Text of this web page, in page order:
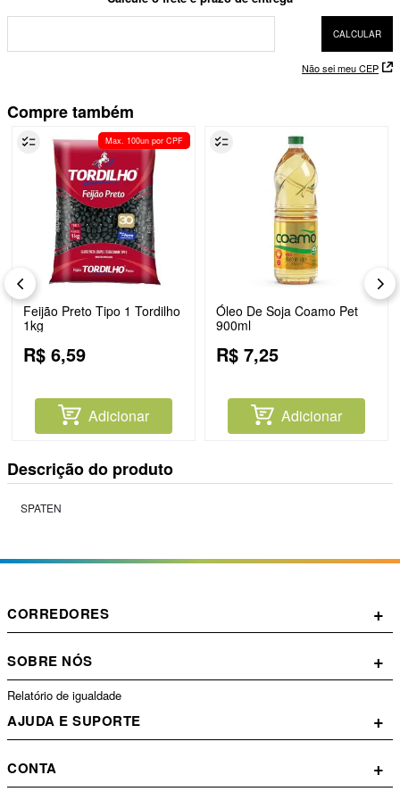
Não sei meu CEP
Compre também
Max. 100un por CPF
Feijão Preto Tipo 1 Tordilho
1kg
R$ 6,59
Adicionar
Óleo De Soja Coamo Pet
900ml
R$ 7,25
Adicionar
Descrição do produto
SPATEN
CORREDORES +
SOBRE NÓS +
Relatório de igualdade
AJUDA E SUPORTE +
CONTA +